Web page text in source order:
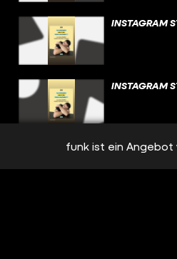
INSTAGRAM
INSTAGRAM
INSTAGRAM
funk ist ein Angebot